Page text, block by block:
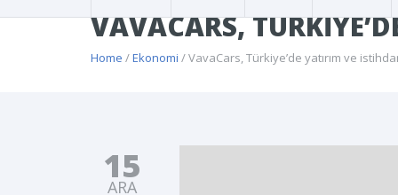
VAVACARS,
Home /Ekonomi / VavaCars, Türkiye’de yatırım ve
15
ARA